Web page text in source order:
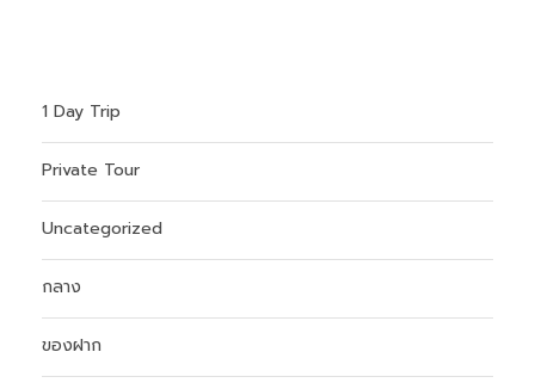
1 Day Trip
Private Tour
Uncategorized
กลาง
ของฝาก